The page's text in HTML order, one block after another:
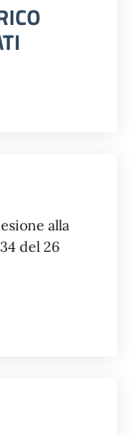
alla
del 26